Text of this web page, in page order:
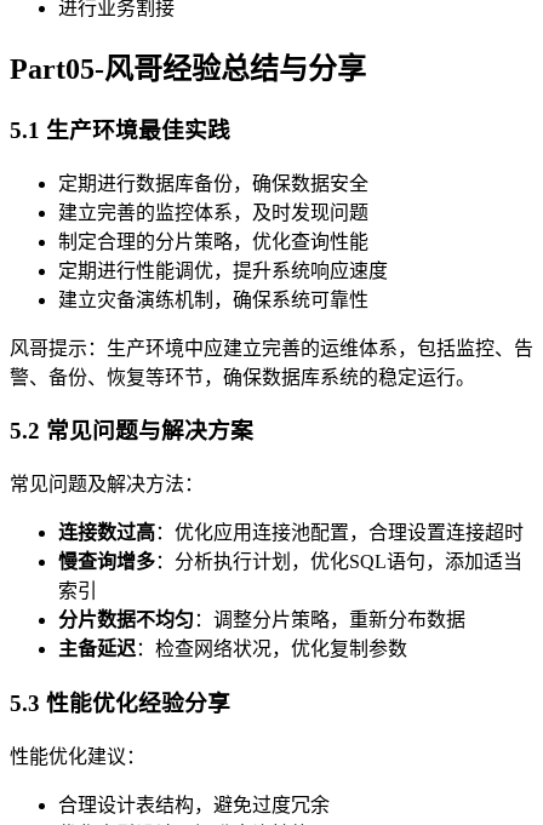
进行业务割接
Part05-风哥经验总结与分享
5.1 生产环境最佳实践
定期进行数据库备份，确保数据安全
建立完善的监控体系，及时发现问题
制定合理的分片策略，优化查询性能
定期进行性能调优，提升系统响应速度
建立灾备演练机制，确保系统可靠性
风哥提示：生产环境中应建立完善的运维体系，包括监控、告
警、备份、恢复等环节，确保数据库系统的稳定运行。
5.2 常见问题与解决方案
常见问题及解决方法：
连接数过高：优化应用连接池配置，合理设置连接超时
慢查询增多：分析执行计划，优化SQL语句，添加适当
索引
分片数据不均匀 ：调整分片策略，重新分布数据
主备延迟：检查网络状况，优化复制参数
5.3 性能优化经验分享
性能优化建议：
合理设计表结构，避免过度冗余